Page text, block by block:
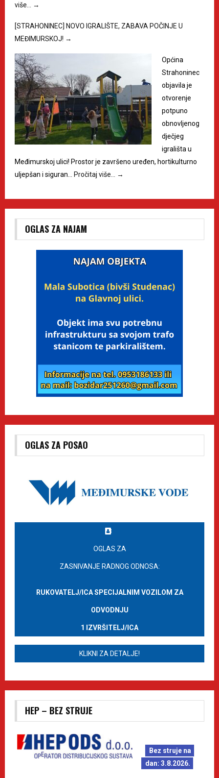
više… →
[STRAHONINEC] NOVO IGRALIŠTE, ZABAVA POČINJE U
MEĐIMURSKOJ! →
Općina
Strahoninec
objavila je
otvorenje
potpuno
obnovljenog
dječjeg
igrališta u
Međimurskoj ulici! Prostor je završeno uređen, hortikulturno
uljepšan i siguran…
Pročitaj više… →
OGLAS ZA NAJAM
OGLAS ZA POSAO
OGLAS ZA
ZASNIVANJE RADNOG ODNOSA:
RUKOVATELJ/ICA SPECIJALNIM VOZILOM ZA
ODVODNJU
1 IZVRŠITELJ/ICA
KLIKNI ZA DETALJE!
HEP – BEZ STRUJE
Bez struje na
dan: 3.8.2026.